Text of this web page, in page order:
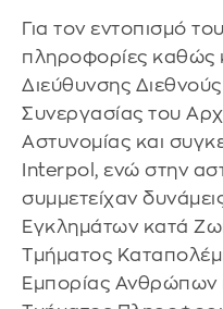
Για τον εντοπισμό
πληροφορίες καθώς
Διεύθυνσης
Συνεργασίας του
Αστυνομίας και
Interpol, ενώ στην
συμμετείχαν
Εγκλημάτων κατά
Τμήματος
Εμπορίας Ανθρώπων